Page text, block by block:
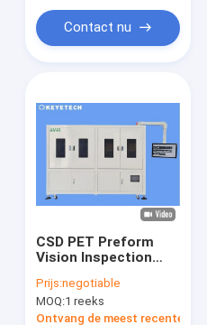
Contact nu
CSD PET Preform
Vision Inspection
cameracontrole-
machine
Prijs:negotiable
MOQ:1 reeks
Ontvang de meest recente